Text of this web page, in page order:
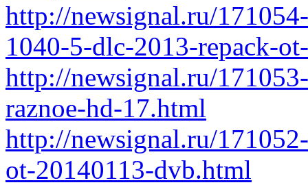
http://newsignal.ru/
1040-5-dlc-2013-repack-
http://newsignal.ru/
raznoe-hd-17.html
http://newsignal.ru/
ot-20140113-dvb.html